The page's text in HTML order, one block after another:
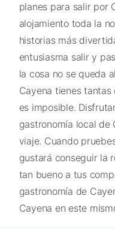
planes para salir por
alojamiento toda la
historias más
entusiasma salir y
la cosa no se queda
Cayena tienes
es imposible.
gastronomía local de
viaje. Cuando
gustará conseguir la
tan bueno a tus
gastronomía de
Cayena en este